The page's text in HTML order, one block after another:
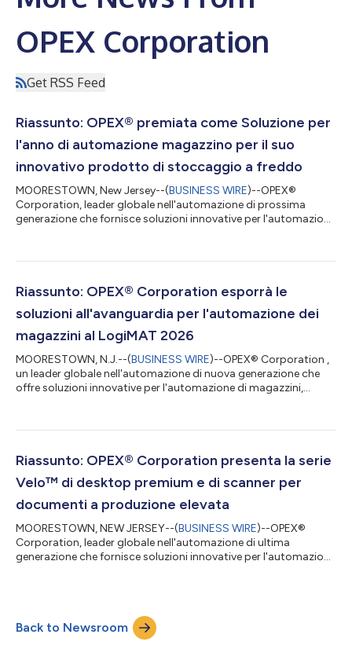
OPEX Corporation
Get RSS Feed
Riassunto: OPEX® premiata come Soluzione per
l'anno di automazione magazzino per il suo
innovativo prodotto di stoccaggio a freddo
MOORESTOWN, New Jersey--(BUSINESS WIRE)--OPEX®
Corporation, leader globale nell'automazione di prossima
generazione che fornisce soluzioni innovative per l'automazione
assegnato dalla rivista Logistics Matters. OPEX è stato
multizona e multiprofondità per sistemi automatizzati di
evasione ordini in magazzino, una novità assoluta, r...
Riassunto: OPEX® Corporation esporrà le
soluzioni all'avanguardia per l'automazione dei
magazzini al LogiMAT 2026
MOORESTOWN, N.J.--(BUSINESS WIRE)--OPEX® Corporation ,
un leader globale nell'automazione di nuova generazione che
offre soluzioni innovative per l'automazione di magazzini,
grande al mondo per soluzioni di intralogistica e gestione dei
fieristico di Stoccarda, in Germania. “Il nostro team è
impaziente di partecipare a LogiMAT e...
Riassunto: OPEX® Corporation presenta la serie
Velo™ di desktop premium e di scanner per
documenti a produzione elevata
MOORESTOWN, NEW JERSEY--(BUSINESS WIRE)--OPEX®
Corporation, leader globale nell'automazione di ultima
generazione che fornisce soluzioni innovative per l'automazione
produzione elevata. Gli scanner OPEX Velo sono pensati per
garantire prestazioni eccezionali, affidabilità e qualità di
immagine e per offrire conne...
Back to Newsroom